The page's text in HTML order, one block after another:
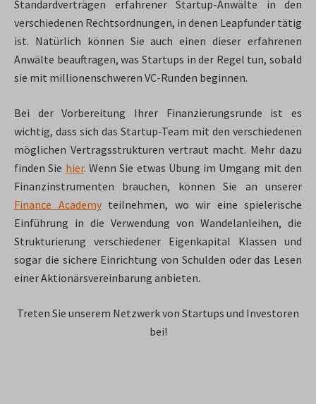
Standardverträgen erfahrener Startup-Anwälte in den
verschiedenen Rechtsordnungen, in denen Leapfunder tätig
ist. Natürlich können Sie auch einen dieser erfahrenen
Anwälte beauftragen, was Startups in der Regel tun, sobald
sie mit millionenschweren VC-Runden beginnen.
Bei der Vorbereitung Ihrer Finanzierungsrunde ist es
wichtig, dass sich das Startup-Team mit den verschiedenen
möglichen Vertragsstrukturen vertraut macht. Mehr dazu
finden Sie hier. Wenn Sie etwas Übung im Umgang mit den
Finanzinstrumenten brauchen, können Sie an unserer
Finance Academyteilnehmen, wo wir eine spielerische
Einführung in die Verwendung von Wandelanleihen, die
Strukturierung verschiedener Eigenkapital Klassen und
sogar die sichere Einrichtung von Schulden oder das Lesen
einer Aktionärsvereinbarung anbieten.
Treten Sie unserem Netzwerk von Startups und Investoren
bei!